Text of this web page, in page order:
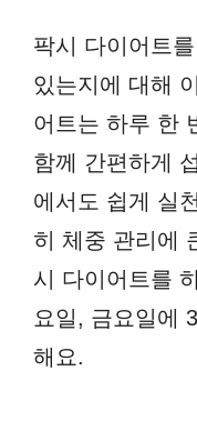
팍시 다이어트
있는지에 대해
어트는 하루 한
함께 간편하게
에서도 쉽게 실
히 체중 관리에
시 다이어트를
요일, 금요일에
해요.